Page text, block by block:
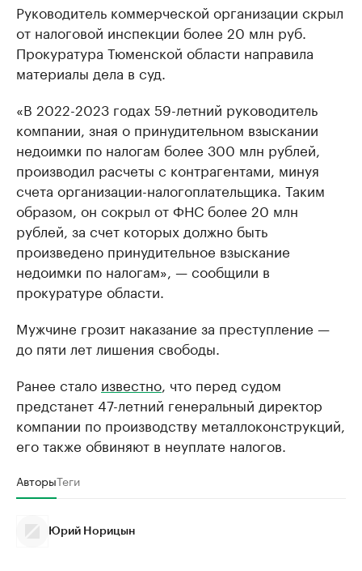
Руководитель коммерческой организации скрыл
от налоговой инспекции более 20 млн руб.
Прокуратура Тюменской области направила
материалы дела в суд.
«В 2022-2023 годах 59-летний руководитель
компании, зная о принудительном взыскании
недоимки по налогам более 300 млн рублей,
производил расчеты с контрагентами, минуя
счета организации-налогоплательщика. Таким
образом, он сокрыл от ФНС более 20 млн
рублей, за счет которых должно быть
произведено принудительное взыскание
недоимки по налогам», — сообщили в
прокуратуре области.
Мужчине грозит наказание за преступление —
до пяти лет лишения свободы.
Ранее стало известно , что перед судом
предстанет 47-летний генеральный директор
компании по производству металлоконструкций,
его также обвиняют в неуплате налогов.
АвторыТеги
Юрий Норицын